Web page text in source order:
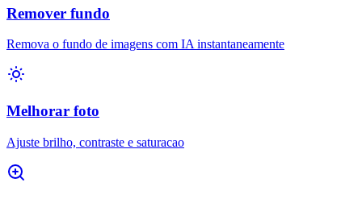
Remover fundo
Remova o fundo de imagens com IA instantaneamente
Melhorar foto
Ajuste brilho, contraste e saturacao